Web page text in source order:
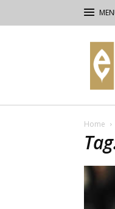
–
Vini
&
Home